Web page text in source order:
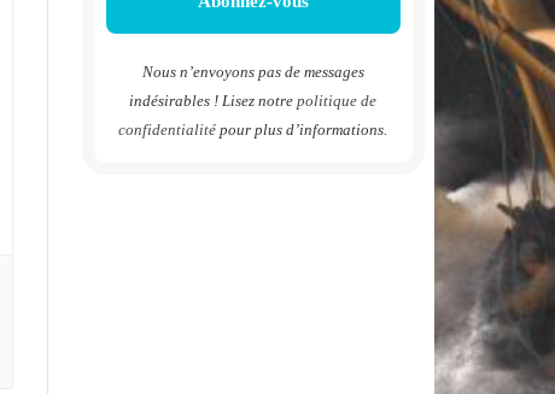
Nous n’envoyons pas de messages
indésirables ! Lisez notrepolitique de
confidentialité pour plus d’informations.